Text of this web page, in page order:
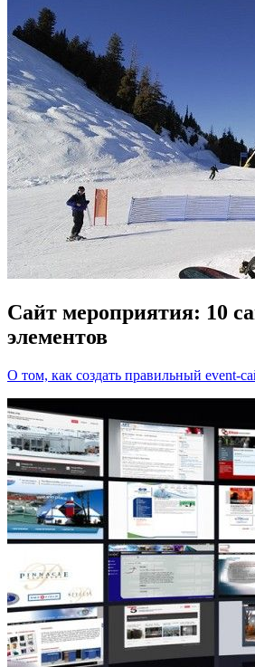
Сайт мероприятия: 10
элементов
О том, как создать правильный event-